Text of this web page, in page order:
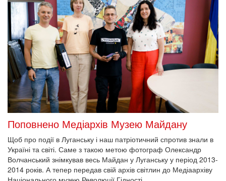
Поповнено Медіархів Музею Майдану
Щоб про події в Луганську і наш патріотичний спротив знали в
Україні та світі. Саме з такою метою фотограф Олександр
Волчанський знімкував весь Майдан у Луганську у період 2013-
2014 років. А тепер передав свій архів світлин до Медіаархіву